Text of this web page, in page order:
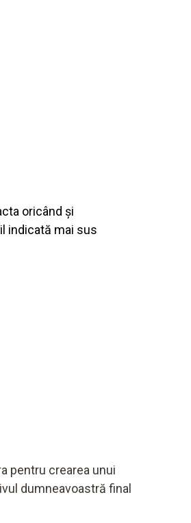
oricând și
indicată mai sus
pentru crearea unui
dumneavoastră final